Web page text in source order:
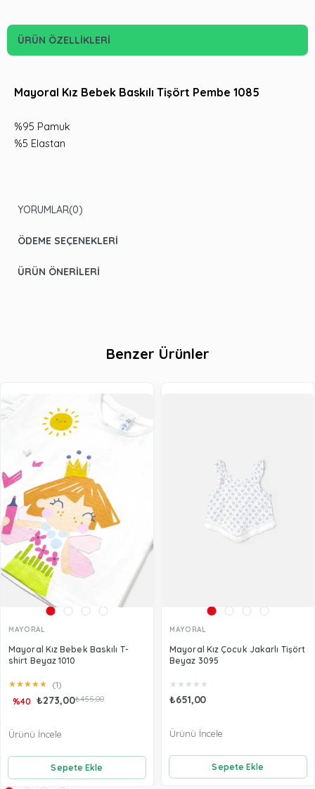
ÜRÜN ÖZELLIKLERI
Mayoral Kız Bebek Baskılı Tişört Pembe 1085
%95 Pamuk
%5 Elastan
YORUMLAR(0)
ÖDEME SEÇENEKLERI
ÜRÜN ÖNERILERI
Benzer Ürünler
MAYORAL
Mayoral Kız Bebek Baskılı T-
shirt Beyaz 1010
★★★★★ (1)
₺273,00₺455,00
%40
Sepete Ekle
Ürünü İncele
MAYORAL
Mayoral Kız Çocuk Jakarlı Tişört
Beyaz 3095
★ ★ ★ ★ ★
₺651,00
Sepete Ekle
Ürünü İncele